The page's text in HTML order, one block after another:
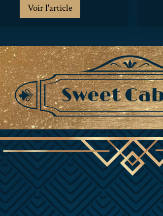
Voir l'article